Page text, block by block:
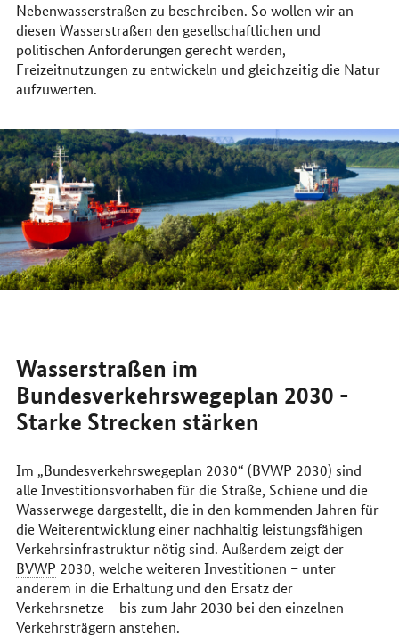
Nebenwasserstraßen zu beschreiben. So wollen wir an
diesen Wasserstraßen den gesellschaftlichen und
politischen Anforderungen gerecht werden,
Freizeitnutzungen zu entwickeln und gleichzeitig die Natur
aufzuwerten.
Wasserstraßen im
Bundesverkehrswegeplan 2030 -
Starke Strecken stärken
Im „Bundesverkehrswegeplan 2030“ (BVWP 2030) sind
alle Investitionsvorhaben für die Straße, Schiene und die
Wasserwege dargestellt, die in den kommenden Jahren für
die Weiterentwicklung einer nachhaltig leistungsfähigen
Verkehrsinfrastruktur nötig sind. Außerdem zeigt der
BVWP 2030, welche weiteren Investitionen – unter
anderem in die Erhaltung und den Ersatz der
Verkehrsnetze – bis zum Jahr 2030 bei den einzelnen
Verkehrsträgern anstehen.